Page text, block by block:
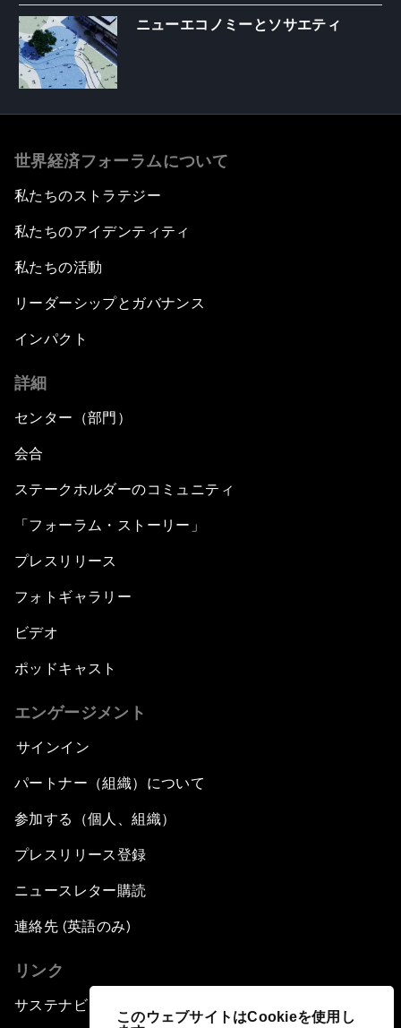
このウェブサイトはCookieを使用し
ニューエコノミーとソサエティ
世界経済フォーラムについて
私たちのストラテジー
私たちのアイデンティティ
私たちの活動
リーダーシップとガバナンス
インパクト
詳細
センター（部門）
会合
ステークホルダーのコミュニティ
「フォーラム・ストーリー」
プレスリリース
フォトギャラリー
ビデオ
ポッドキャスト
エンゲージメント
サインイン
パートナー（組織）について
参加する（個人、組織）
プレスリリース登録
ニュースレター購読
連絡先 (英語のみ)
リンク
サステナビリティへの取り組み